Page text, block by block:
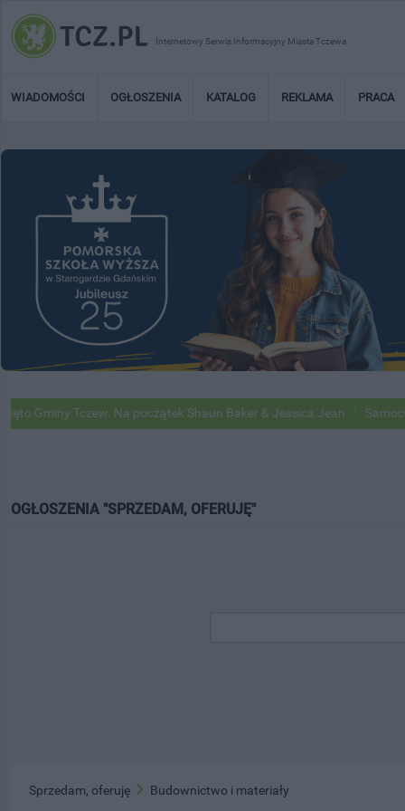
Internetowy Serwis Informacyjny Miasta Tczewa
WIADOMOŚCI OGŁOSZENIA KATALOG REKLAMA PRACA
Tczew. Na początek Shaun Baker & Jessica Jean Samochody
OGŁOSZENIA "SPRZEDAM, OFERUJĘ"
Sprzedam, oferuję Budownictwo i materiały